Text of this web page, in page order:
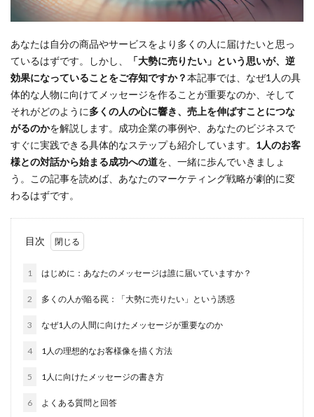
あなたは自分の商品やサービスをより多くの人に届けたいと思っ
ているはずです。しかし、
「大勢に売りたい」という思いが、逆
効果になっていることをご存知ですか？本記事では、なぜ1人の具
体的な人物に向けてメッセージを作ることが重要なのか、そして
それがどのように多くの人の心に響き、売上を伸ばすことにつな
がるのかを解説します。成功企業の事例や、あなたのビジネスで
すぐに実践できる具体的なステップも紹介しています。 1人のお客
様との対話から始まる成功への道を、一緒に歩んでいきましょ
う。この記事を読めば、あなたのマーケティング戦略が劇的に変
わるはずです。
目次
1 はじめに：あなたのメッセージは誰に届いていますか？
2 多くの人が陥る罠：「大勢に売りたい」という誘惑
3 なぜ1人の人間に向けたメッセージが重要なのか
4 1人の理想的なお客様像を描く方法
5 1人に向けたメッセージの書き方
6 よくある質問と回答